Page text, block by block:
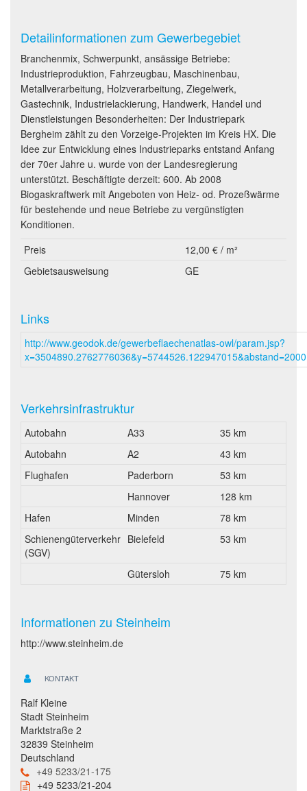
Detailinformationen zum Gewerbegebiet
Branchenmix, Schwerpunkt, ansässige Betriebe:
Industrieproduktion, Fahrzeugbau, Maschinenbau,
Metallverarbeitung, Holzverarbeitung, Ziegelwerk,
Gastechnik, Industrielackierung, Handwerk, Handel und
Dienstleistungen Besonderheiten: Der Industriepark
Bergheim zählt zu den Vorzeige-Projekten im Kreis HX. Die
Idee zur Entwicklung eines Industrieparks entstand Anfang
der 70er Jahre u. wurde von der Landesregierung
unterstützt. Beschäftigte derzeit: 600. Ab 2008
Biogaskraftwerk mit Angeboten von Heiz- od. Prozeßwärme
für bestehende und neue Betriebe zu vergünstigten
Konditionen.
Preis
12,00 € / m²
Gebietsausweisung
GE
Links
http://www.geodok.de/gewerbeflaechenatlas-owl/param.jsp?
x=3504890.2762776036&y=5744526.122947015&abstand=2000
Verkehrsinfrastruktur
Autobahn A33
35 km
Autobahn
A2
43 km
Flughafen
Paderborn
53 km
Hannover
128 km
Hafen
Minden
78 km
Schienengüterverkehr
(SGV)
Bielefeld 53 km
Gütersloh 75 km
Informationen zu Steinheim
http://www.steinheim.de
KONTAKT
Ralf Kleine
Stadt Steinheim
Marktstraße 2
32839 Steinheim
Deutschland
+49 5233/21-175
+49 5233/21-204